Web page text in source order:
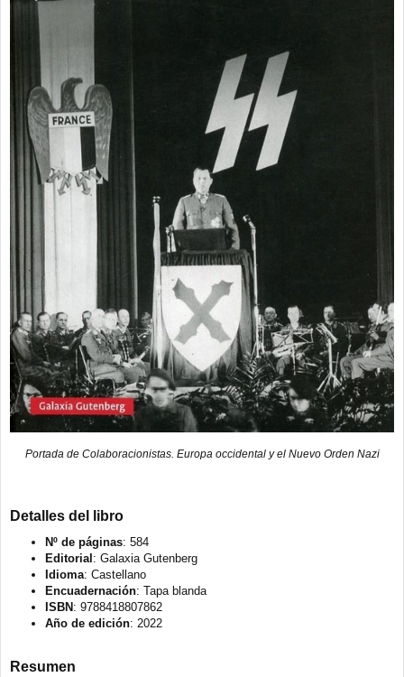
Portada de Colaboracionistas. Europa occidental y el Nuevo Orden Nazi
Detalles del libro
Nº de páginas: 584
Editorial : Galaxia Gutenberg
Idioma: Castellano
Encuadernación: Tapa blanda
ISBN : 9788418807862
Año de edición: 2022
Resumen